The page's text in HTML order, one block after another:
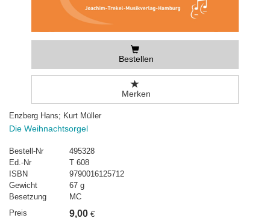
Bestellen
Merken
Enzberg Hans; Kurt Müller
Die Weihnachtsorgel
Bestell-Nr
495328
Ed.-Nr
T 608
ISBN
9790016125712
Gewicht
67 g
Besetzung
MC
Preis
9,00 €